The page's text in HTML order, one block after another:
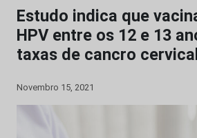
Estudo indica que
HPV entre os 12 e 13
taxas de cancro cervical
Novembro 15, 2021